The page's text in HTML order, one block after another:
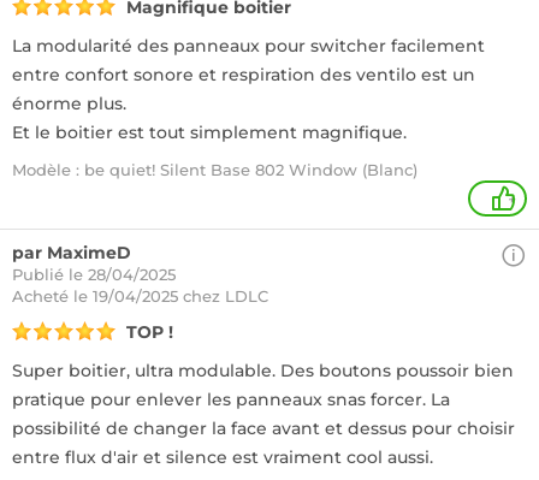
Magnifique boitier
La modularité des panneaux pour switcher facilement
entre confort sonore et respiration des ventilo est un
énorme plus.
Et le boitier est tout simplement magnifique.
Modèle : be quiet! Silent Base 802 Window (Blanc)
+
par MaximeD
Publié le 28/04/2025
Acheté le 19/04/2025 chez LDLC
TOP !
Super boitier, ultra modulable. Des boutons poussoir bien
pratique pour enlever les panneaux snas forcer. La
possibilité de changer la face avant et dessus pour choisir
entre flux d'air et silence est vraiment cool aussi.